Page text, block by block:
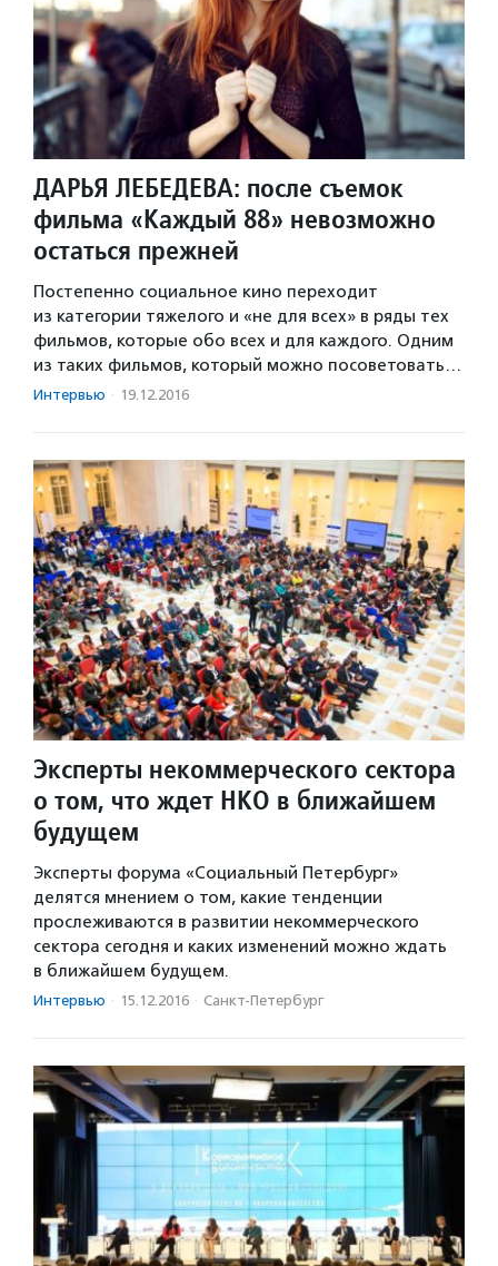
ДАРЬЯ ЛЕБЕДЕВА: после съемок
фильма «Каждый 88» невозможно
остаться прежней
Постепенно социальное кино переходит
из категории тяжелого и «не для всех» в ряды тех
фильмов, которые обо всех и для каждого. Одним
из таких фильмов, который можно посоветовать…
Интервью · 19.12.2016
Эксперты некоммерческого сектора
о том, что ждет НКО в ближайшем
будущем
Эксперты форума «Социальный Петербург»
делятся мнением о том, какие тенденции
прослеживаются в развитии некоммерческого
сектора сегодня и каких изменений можно ждать
в ближайшем будущем.
Интервью · 15.12.2016 · Санкт-Петербург